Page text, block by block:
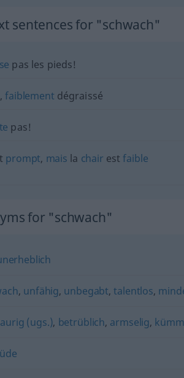
sentences for "schwach"
pas les pieds!
,faiblement dégraissé
pas!
prompt, mais la chair estfaible
for "schwach"
, unfähig, unbegabt,talentlos,
(ugs.), betrüblich, armselig,